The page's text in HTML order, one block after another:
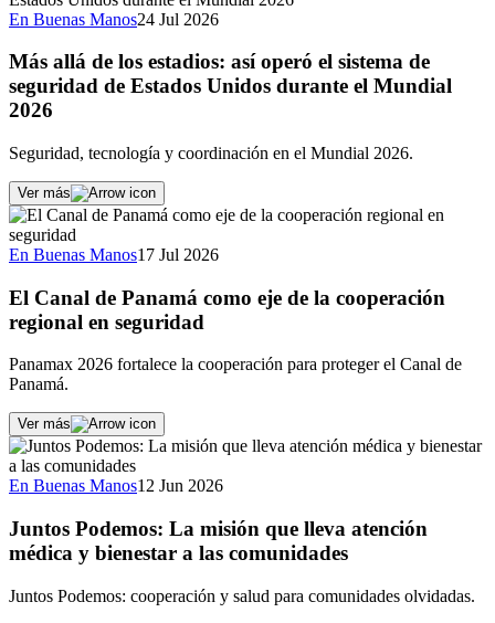
En Buenas Manos24 Jul 2026
Más allá de los estadios: así operó el sistema de
seguridad de Estados Unidos durante el Mundial
2026
Seguridad, tecnología y coordinación en el Mundial 2026.
Ver más
En Buenas Manos17 Jul 2026
El Canal de Panamá como eje de la cooperación
regional en seguridad
Panamax 2026 fortalece la cooperación para proteger el Canal de
Panamá.
Ver más
En Buenas Manos12 Jun 2026
Juntos Podemos: La misión que lleva atención
médica y bienestar a las comunidades
Juntos Podemos: cooperación y salud para comunidades olvidadas.